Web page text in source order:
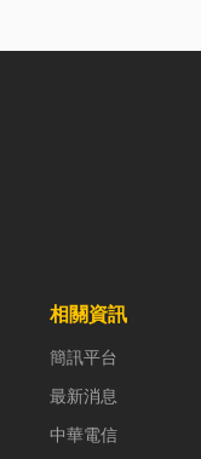
相關資訊
簡訊平台
最新消息
中華電信